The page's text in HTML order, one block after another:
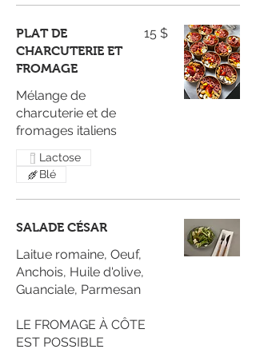
PLAT DE
CHARCUTERIE ET
FROMAGE
Mélange de
charcuterie et de
fromages italiens
15 $
Lactose
Blé
SALADE CÉSAR
Laitue romaine, Oeuf,
Anchois, Huile d'olive,
Guanciale, Parmesan
LE FROMAGE À CÔTE
EST POSSIBLE